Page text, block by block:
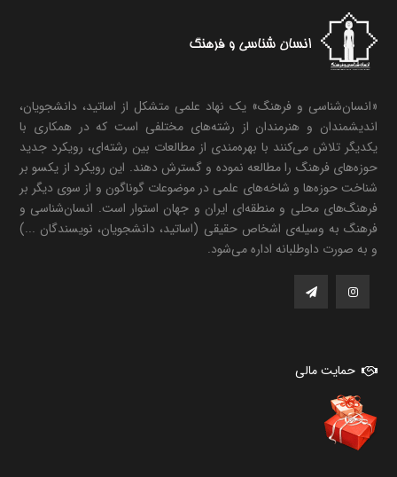
«انسان‌شناسی و فرهنگ» یک نهاد علمی متشکل از اساتید، دانشجویان،
اندیشمندان و هنرمندان از رشته‌های مختلفی است که در همکاری با
یکدیگر تلاش می‌کنند با بهره‌مندی از مطالعات بین رشته‌ای، رویکرد جدید
حوزه‌های فرهنگ را مطالعه نموده و گسترش دهند. این رویکرد از یکسو بر
شناخت حوزه‌ها و شاخه‌های علمی در موضوعات گوناگون و از سوی دیگر بر
فرهنگ‌های محلی و منطقه‌ای ایران و جهان استوار است. انسان‌شناسی و
فرهنگ به وسیله‌ی اشخاص حقیقی (اساتید، دانشجویان، نویسندگان ...)
و به صورت داوطلبانه اداره می‌شود.
حمایت مالی